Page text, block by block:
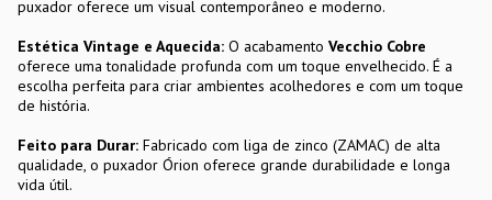
puxador oferece um visual contemporâneo e moderno.
Estética Vintage e Aquecida: O acabamento Vecchio Cobre
oferece uma tonalidade profunda com um toque envelhecido. É a
escolha perfeita para criar ambientes acolhedores e com um toque
de história.
Feito para Durar: Fabricado com liga de zinco (ZAMAC) de alta
qualidade, o puxador Órion oferece grande durabilidade e longa
vida útil.